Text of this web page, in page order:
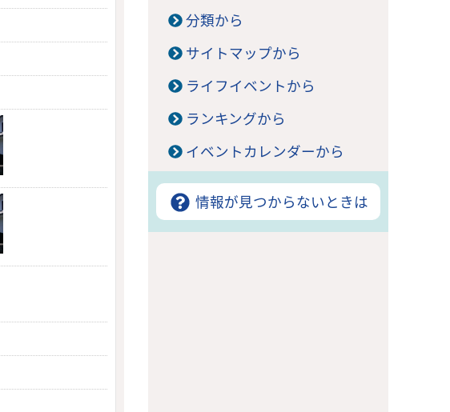
分類から
サイトマップから
ライフイベントから
ランキングから
イベントカレンダーから
情報が見つからないときは